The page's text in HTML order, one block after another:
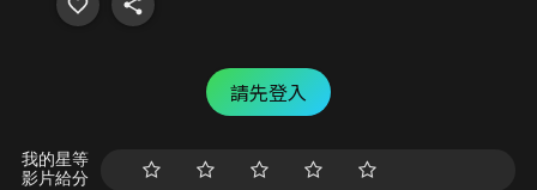
請先登入
我的星等
影片給分